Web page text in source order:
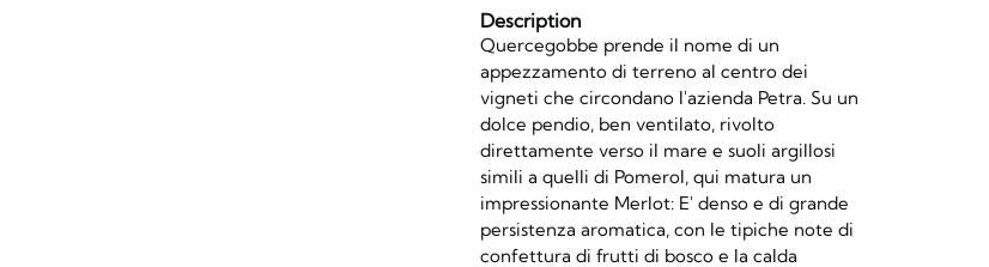
Description
Quercegobbe prende il nome di un
appezzamento di terreno al centro dei
vigneti che circondano l'azienda Petra. Su un
dolce pendio, ben ventilato, rivolto
direttamente verso il mare e suoli argillosi
simili a quelli di Pomerol, qui matura un
impressionante Merlot: E' denso e di grande
persistenza aromatica, con le tipiche note di
confettura di frutti di bosco e la calda